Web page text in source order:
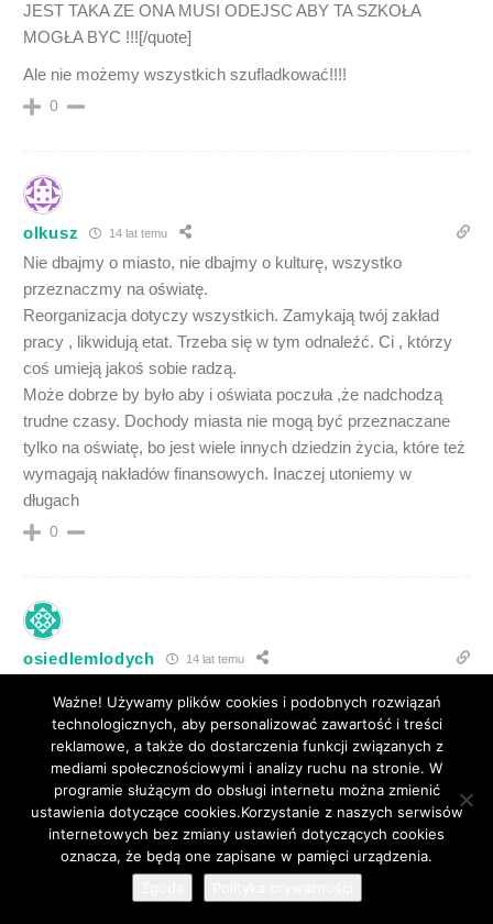
JEST TAKA ZE ONA MUSI ODEJSC ABY TA SZKOŁA
MOGŁA BYC !!![/quote]
Ale nie możemy wszystkich szufladkować!!!!
0
olkusz 14 lat temu
Nie dbajmy o miasto, nie dbajmy o kulturę, wszystko
przeznaczmy na oświatę.
Reorganizacja dotyczy wszystkich. Zamykają twój zakład
pracy , likwidują etat. Trzeba się w tym odnaleźć. Ci , którzy
coś umieją jakoś sobie radzą.
Może dobrze by było aby i oświata poczuła ,że nadchodzą
trudne czasy. Dochody miasta nie mogą być przeznaczane
tylko na oświatę, bo jest wiele innych dziedzin życia, które też
wymagają nakładów finansowych. Inaczej utoniemy w
długach
0
osiedlemlodych 14 lat temu
nadawanie szkoła na szkołę, no cóż byle się utrzymać. Z tego
co piszesz to SP10 najlepsza szkoła pod słońcem?????
[/quote]
Nie o to mi chodziło, żeby nadawać na szkołę tylko o pracę
jaką wkładają nauczyciele. Każdy wybiera szkołę dla swoich
pociech według uznania.[/quote]
A JAKA TO PRACE WKLADA GRENDOWA ,
PARE LAT TEMU JĄ WŁOŻYLI I TAK ZOSTAŁA A PRAWDA
Ważne! Używamy plików cookies i podobnych rozwiązań
technologicznych, aby personalizować zawartość i treści
reklamowe, a także do dostarczenia funkcji związanych z
mediami społecznościowymi i analizy ruchu na stronie. W
programie służącym do obsługi internetu można zmienić
ustawienia dotyczące cookies.Korzystanie z naszych serwisów
internetowych bez zmiany ustawień dotyczących cookies
oznacza, że będą one zapisane w pamięci urządzenia.